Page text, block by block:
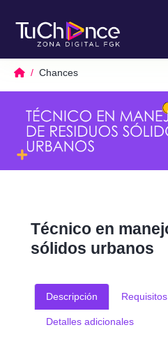
Chances
Técnico en
sólidos urbanos
Descripción Requisitos
Detalles adicionales